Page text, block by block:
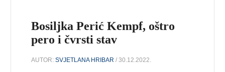
Bosiljka Perić Kempf, oštro
pero i čvrsti stav
AUTOR:SVJETLANA HRIBAR / 30.12.2022.